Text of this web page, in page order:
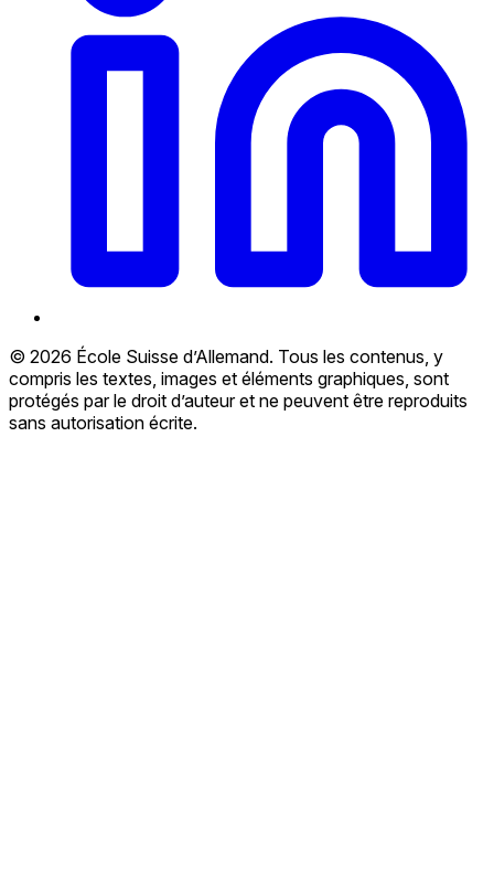
© 2026 École Suisse d’Allemand. Tous les contenus, y
compris les textes, images et éléments graphiques, sont
protégés par le droit d’auteur et ne peuvent être reproduits
sans autorisation écrite.